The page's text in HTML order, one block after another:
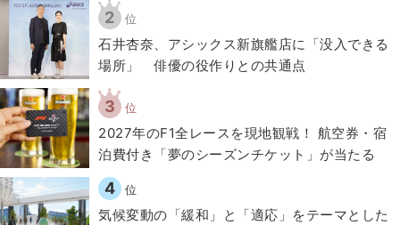
2 位
石井杏奈、アシックス新旗艦店に「没入できる
場所」 俳優の役作りとの共通点
3 位
2027年のF1全レースを現地観戦！ 航空券・宿
泊費付き「夢のシーズンチケット」が当たる
4 位
気候変動の「緩和」と「適応」をテーマとした